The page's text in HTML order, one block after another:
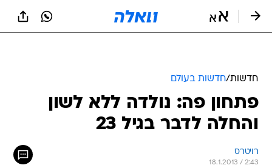
חדשות/חדשות בעולם
פתחון פה: נולדה ללא לשון 
והחלה לדבר בגיל 23
רויטרס
18.1.2013 / 2:43